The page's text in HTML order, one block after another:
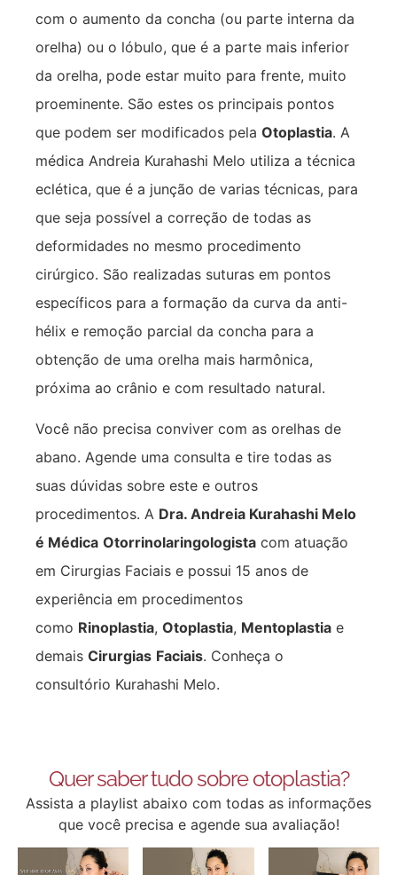
com o aumento da concha (ou parte interna da
orelha) ou o lóbulo, que é a parte mais inferior
da orelha, pode estar muito para frente, muito
proeminente. São estes os principais pontos
que podem ser modificados pela Otoplastia. A
médica Andreia Kurahashi Melo utiliza a técnica
eclética, que é a junção de varias técnicas, para
que seja possível a correção de todas as
deformidades no mesmo procedimento
cirúrgico. São realizadas suturas em pontos
específicos para a formação da curva da anti-
hélix e remoção parcial da concha para a
obtenção de uma orelha mais harmônica,
próxima ao crânio e com resultado natural.
Você não precisa conviver com as orelhas de
abano. Agende uma consulta e tire todas as
suas dúvidas sobre este e outros
procedimentos. A Dra. Andreia Kurahashi Melo
é Médica Otorrinolaringologista com atuação
em Cirurgias Faciais e possui 15 anos de
experiência em procedimentos
como Rinoplastia, Otoplastia, Mentoplastia e
demais Cirurgias Faciais. Conheça o
consultório Kurahashi Melo.
Quer saber tudo sobre otoplastia?
Assista a playlist abaixo com todas as informações
que você precisa e agende sua avaliação!